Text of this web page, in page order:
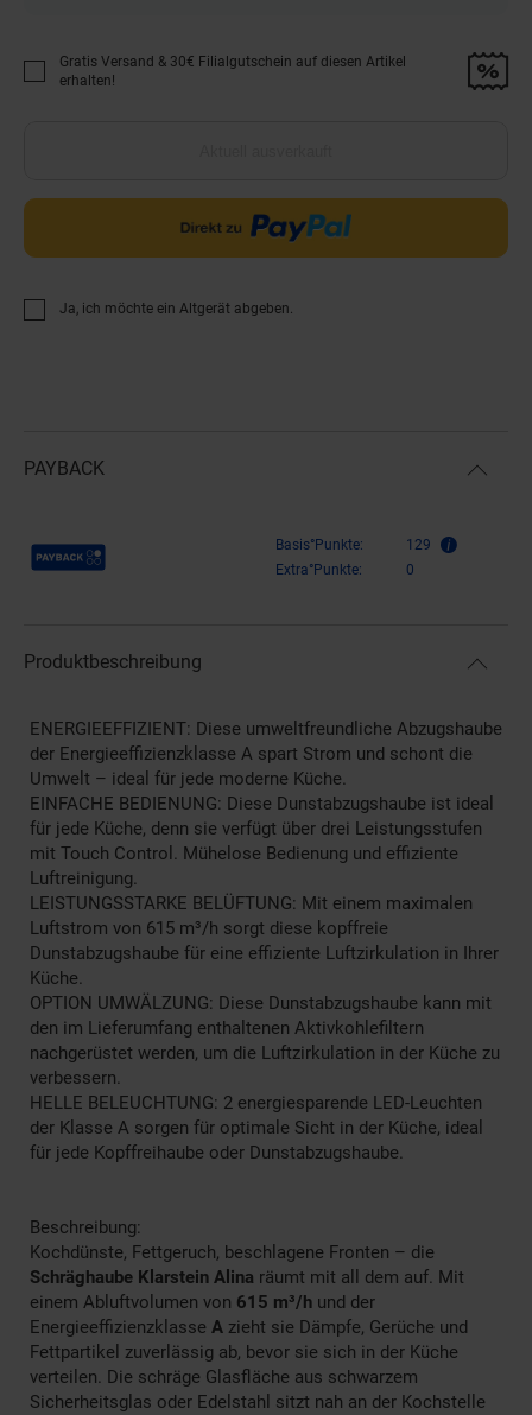
Promotion "Gratis Versand &amp; 30€ Filialgutschein auf diesen Artikel
Gratis Versand & 30€ Filialgutschein auf diesen Artikel
erhalten!
Ja, ich möchte ein Altgerät abgeben.
PAYBACK
Payback Punkte Basis°Punkte:
129
Extra°Punkte:
0
Produktbeschreibung
ENERGIEEFFIZIENT: Diese umweltfreundliche Abzugshaube
der Energieeffizienzklasse A spart Strom und schont die
Umwelt – ideal für jede moderne Küche.
EINFACHE BEDIENUNG: Diese Dunstabzugshaube ist ideal
für jede Küche, denn sie verfügt über drei Leistungsstufen
mit Touch Control. Mühelose Bedienung und effiziente
Luftreinigung.
LEISTUNGSSTARKE BELÜFTUNG: Mit einem maximalen
Luftstrom von 615 m³/h sorgt diese kopffreie
Dunstabzugshaube für eine effiziente Luftzirkulation in Ihrer
Küche.
OPTION UMWÄLZUNG: Diese Dunstabzugshaube kann mit
den im Lieferumfang enthaltenen Aktivkohlefiltern
nachgerüstet werden, um die Luftzirkulation in der Küche zu
verbessern.
HELLE BELEUCHTUNG: 2 energiesparende LED-Leuchten
der Klasse A sorgen für optimale Sicht in der Küche, ideal
für jede Kopffreihaube oder Dunstabzugshaube.
Beschreibung:
Kochdünste, Fettgeruch, beschlagene Fronten – die
Schräghaube Klarstein Alina räumt mit all dem auf. Mit
einem Abluftvolumen von 615 m³/h und der
Energieeffizienzklasse A zieht sie Dämpfe, Gerüche und
Fettpartikel zuverlässig ab, bevor sie sich in der Küche
verteilen. Die schräge Glasfläche aus schwarzem
Sicherheitsglas oder Edelstahl sitzt nah an der Kochstelle